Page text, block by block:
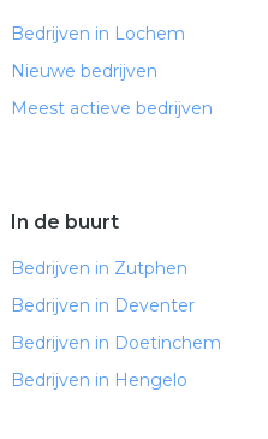
Bedrijven in Lochem
Nieuwe bedrijven
Meest actieve bedrijven
In de buurt
Bedrijven in Zutphen
Bedrijven in Deventer
Bedrijven in Doetinchem
Bedrijven in Hengelo